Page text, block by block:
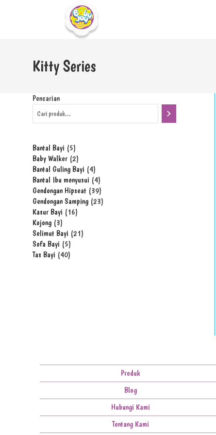
Kitty Series
Pencarian
Bantal Bayi
5
Baby Walker 2
Bantal Guling Bayi
4
Bantal Ibu menyusui
4
Gendongan Hipseat
39
Gendongan Samping 23
Kasur Bayi
16
Kojong 3
Selimut Bayi 21
Sofa Bayi
5
Tas Bayi
40
Produk
Blog
Hubungi Kami
Tentang Kami